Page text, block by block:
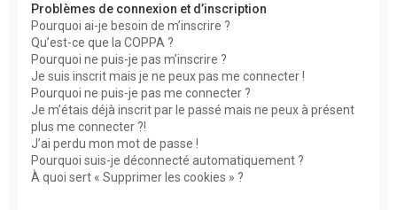
Problèmes de connexion et d’inscription
Pourquoi ai-je besoin de m’inscrire ?
Qu’est-ce que la COPPA ?
Pourquoi ne puis-je pas m’inscrire ?
Je suis inscrit mais je ne peux pas me connecter !
Pourquoi ne puis-je pas me connecter ?
Je m’étais déjà inscrit par le passé mais ne peux à présent
plus me connecter ?!
J’ai perdu mon mot de passe !
Pourquoi suis-je déconnecté automatiquement ?
À quoi sert « Supprimer les cookies » ?